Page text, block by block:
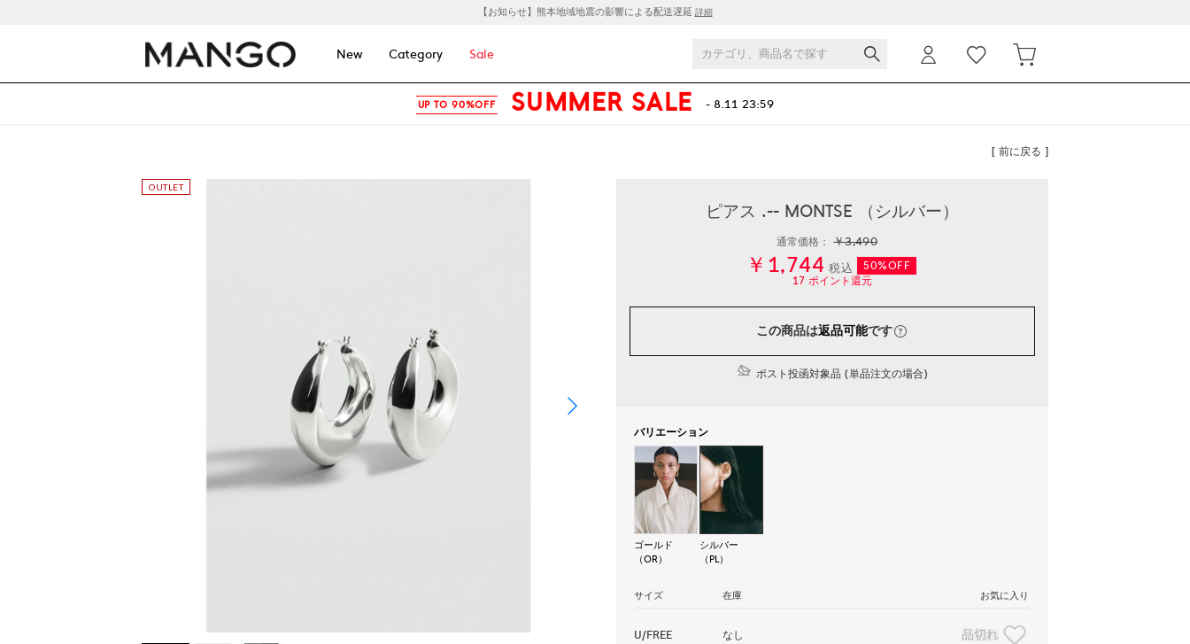
【お知らせ】熊本地域地震の影響による配送遅延 詳細
New Category Sale
UP TO 90%OFF SUMMER SALE - 8.11 23:59
[ 前に戻る ]
ピアス .-- MONTSE （シルバー）
通常価格：￥3,490
￥1,744 税込
50%OFF
17 ポイント還元
この商品は返品可能です
ポスト投函対象品 (単品注文の場合)
バリエーション
ゴールド
（OR）
シルバー
（PL）
サイズ 在庫 お気に入り
U/FREE なし 品切れ